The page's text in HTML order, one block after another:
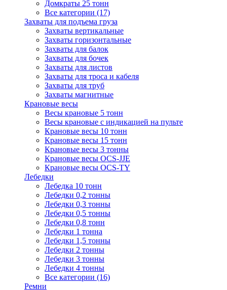
Домкраты 25 тонн
Все категории (17)
Захваты для подъема груза
Захваты вертикальные
Захваты горизонтальные
Захваты для балок
Захваты для бочек
Захваты для листов
Захваты для троса и кабеля
Захваты для труб
Захваты магнитные
Крановые весы
Весы крановые 5 тонн
Весы крановые с индикацией на пульте
Крановые весы 10 тонн
Крановые весы 15 тонн
Крановые весы 3 тонны
Крановые весы OCS-JJE
Крановые весы OCS-TY
Лебедки
Лебедка 10 тонн
Лебедки 0,2 тонны
Лебедки 0,3 тонны
Лебедки 0,5 тонны
Лебедки 0,8 тонн
Лебедки 1 тонна
Лебедки 1,5 тонны
Лебедки 2 тонны
Лебедки 3 тонны
Лебедки 4 тонны
Все категории (16)
Ремни